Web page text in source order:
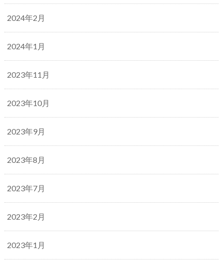
2024年2月
2024年1月
2023年11月
2023年10月
2023年9月
2023年8月
2023年7月
2023年2月
2023年1月